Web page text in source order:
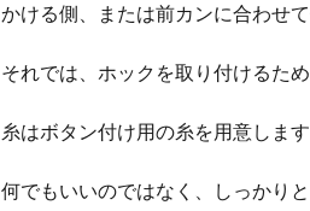
かける側、または前カンに合わせて
それでは、ホックを取り付けるた
糸はボタン付け用の糸を用意します
何でもいいのではなく、しっかり